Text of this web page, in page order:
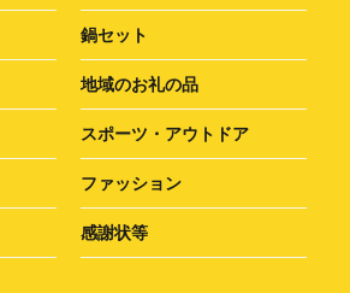
鍋セット
地域のお礼の品
スポーツ・アウトドア
ファッション
感謝状等